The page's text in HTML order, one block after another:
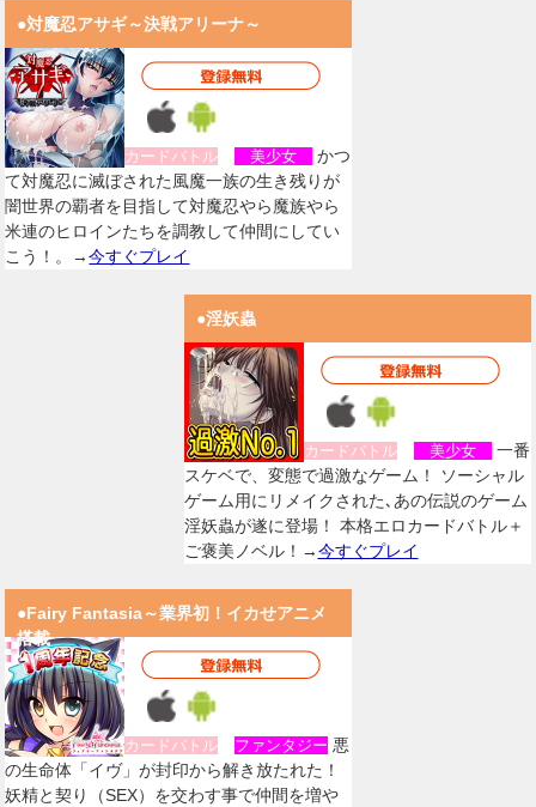
●対魔忍アサギ～決戦アリーナ～
カードバトル 美少女
かつ
て対魔忍に滅ぼされた風魔一族の生き残りが
闇世界の覇者を目指して対魔忍やら魔族やら
米連のヒロインたちを調教して仲間にしてい
こう！。→今すぐプレイ
●淫妖蟲
カードバトル 美少女
一番
スケベで、変態で過激なゲーム！ ソーシャル
ゲーム用にリメイクされた､あの伝説のゲーム
淫妖蟲が遂に登場！ 本格エロカードバトル＋
ご褒美ノベル！→今すぐプレイ
●Fairy Fantasia～業界初！イカせアニメ
搭載
カードバトル ファンタジー 悪
の生命体「イヴ」が封印から解き放たれた！
妖精と契り（SEX）を交わす事で仲間を増や